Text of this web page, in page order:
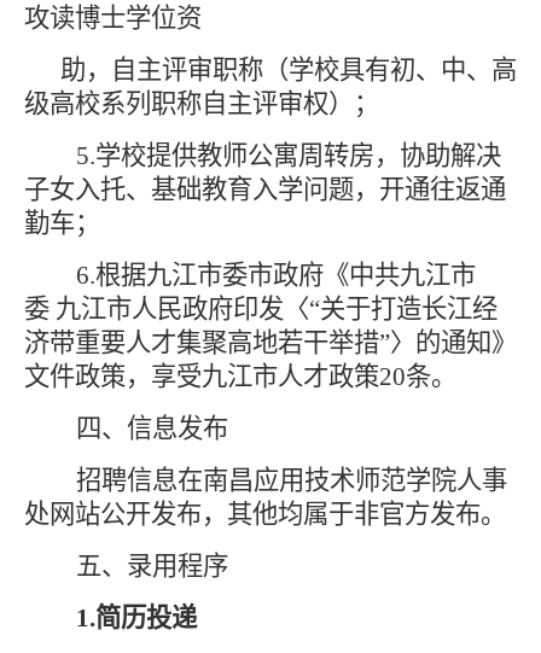
攻读博士学位资
助，自主评审职称（学校具有初、中、高
级高校系列职称自主评审权）；
5.学校提供教师公寓周转房，协助解决
子女入托、基础教育入学问题，开通往返通
勤车；
6.根据九江市委市政府《中共九江市
委 九江市人民政府印发〈“关于打造长江经
济带重要人才集聚高地若干举措”〉的通知》
文件政策，享受九江市人才政策20条。
四、信息发布
招聘信息在南昌应用技术师范学院人事
处网站公开发布，其他均属于非官方发布。
五、录用程序
1.简历投递